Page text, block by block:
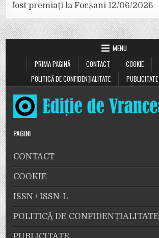
fost premiați la Focșani 12/06/2026
MENU
PRIMA PAGINĂ
CONTACT COOKIE
POLITICĂ DE CONFIDENȚIALITATE
PUBLICITATE
PAGINI
CONTACT
COOKIE
ISSN / ISSN-L
POLITICĂ DE CONFIDENȚIALITATE